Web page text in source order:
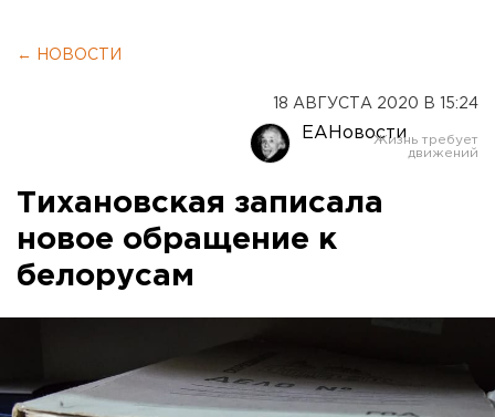
← НОВОСТИ
18 АВГУСТА 2020 В 15:24
ЕАНовости
Тихановская записала
новое обращение к
белорусам